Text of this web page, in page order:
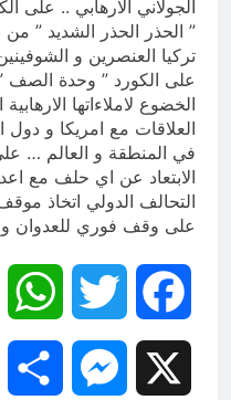
الجولاني الارهابي .. على
” الحذر الحذر الشديد ” من
تركيا العنصرين و
على الكورد ” وحدة الصف
الخضوع لاملاءاتها
العلاقات مع امريكا و دول
في المنطقة و العالم …
الابتعاد عن اي حلف مع
التحالف الدولي اتخاذ
على وقف فوري للعدوان
Facebook
Twitter